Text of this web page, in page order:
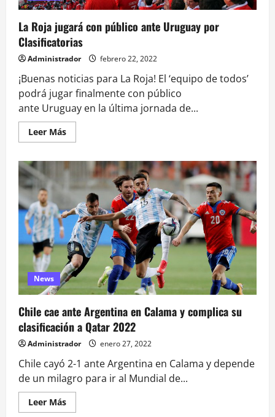
La Roja jugará con público ante Uruguay por
Clasificatorias
Administrador febrero 22, 2022
¡Buenas noticias para La Roja! El ‘equipo de todos’
podrá jugar finalmente con público
ante Uruguay en la última jornada de...
Leer MásLeer
más
La
Roja
jugará
con
público
ante
Uruguay
por
Clasificatorias
News
Chile cae ante Argentina en Calama y complica su
clasificación a Qatar 2022
Administrador enero 27, 2022
Chile cayó 2-1 ante Argentina en Calama y depende
de un milagro para ir al Mundial de...
Leer MásLeer
más